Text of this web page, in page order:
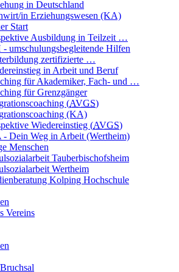
in Deutschland
in Erziehungswesen (KA)
Start
Ausbildung in Teilzeit …
- umschulungsbegleitende Hilfen
zertifizierte …
in Arbeit und Beruf
für Akademiker, Fach- und …
für Grenzgänger
(AVGS)
(KA)
Wiedereinstieg (AVGS)
Dein Weg in Arbeit (Wertheim)
Menschen
Tauberbischofsheim
Wertheim
Kolping Hochschule
Vereins